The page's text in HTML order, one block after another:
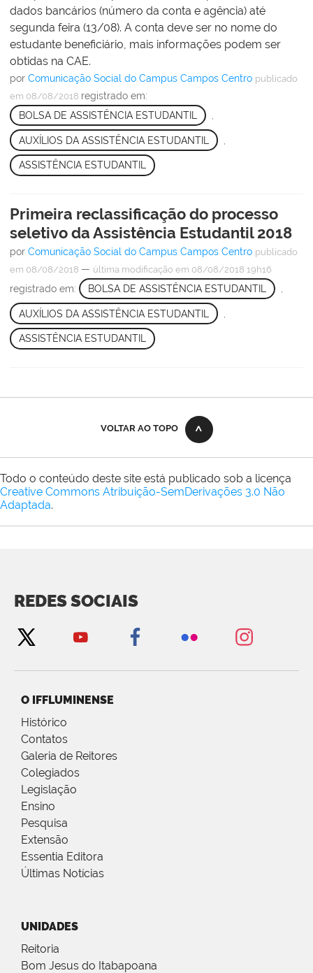
dados bancários (número da conta e agência) até
segunda feira (13/08). A conta deve ser no nome do
estudante beneficiário, mais informações podem ser
obtidas na CAE.
por Comunicação Social do Campus Campos Centro publicado
em 08/08/2018 registrado em:
BOLSA DE ASSISTÊNCIA ESTUDANTIL
AUXÍLIOS DA ASSISTÊNCIA ESTUDANTIL
ASSISTÊNCIA ESTUDANTIL
Primeira reclassificação do processo
seletivo da Assistência Estudantil 2018
por Comunicação Social do Campus Campos Centro publicado
em 08/08/2018 — última modificação em 08/08/2018 19h16
registrado em: BOLSA DE ASSISTÊNCIA ESTUDANTIL
AUXÍLIOS DA ASSISTÊNCIA ESTUDANTIL
ASSISTÊNCIA ESTUDANTIL
VOLTAR AO TOPO
Todo o conteúdo deste site está publicado sob a licença
Creative Commons Atribuição-SemDerivações 3.0 Não
Adaptada.
REDES SOCIAIS
O IFFLUMINENSE
Histórico
Contatos
Galeria de Reitores
Colegiados
Legislação
Ensino
Pesquisa
Extensão
Essentia Editora
Últimas Notícias
UNIDADES
Reitoria
Bom Jesus do Itabapoana